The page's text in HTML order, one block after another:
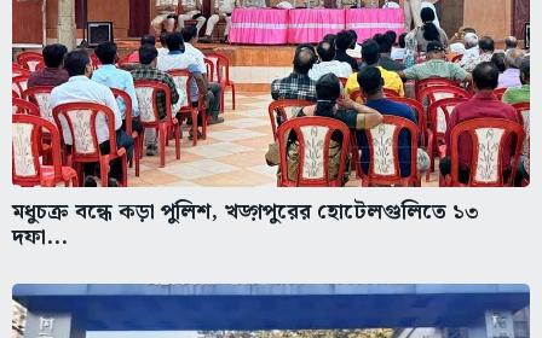
মধুচক্র বন্ধে কড়া পুলিশ, খড়্গপুরের হোটেলগুলিতে ১৩
দফা...